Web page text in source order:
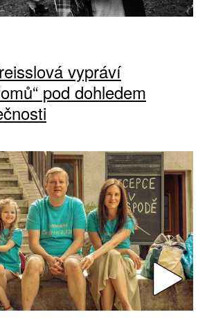
vypráví
pod dohledem